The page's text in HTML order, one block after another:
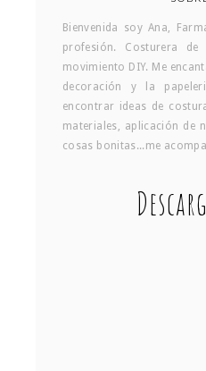
Bienvenida soy Ana,
profesión. Costurera
movimiento DIY. Me
decoración y la
encontrar ideas de
materiales, aplicación de
cosas bonitas...me